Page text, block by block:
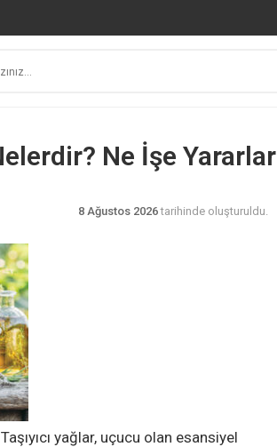
Ne İşe Yararlar
8 Ağustos 2026tarihinde oluşturuldu.
yağlar, uçucu olan esansiyel